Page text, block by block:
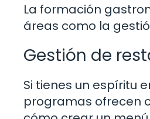
La formación
áreas como la
Gestión de
Si tienes un espíritu
programas ofrecen